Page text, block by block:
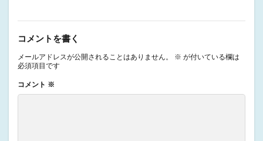
コメントを書く
メールアドレスが公開されることはありません。 ※ が付いている欄は
必須項目です
コメント ※